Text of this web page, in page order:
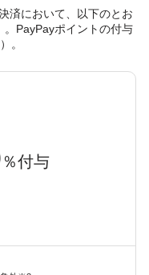
済において、以下のとお
PayPayポイントの付与
。
％付与